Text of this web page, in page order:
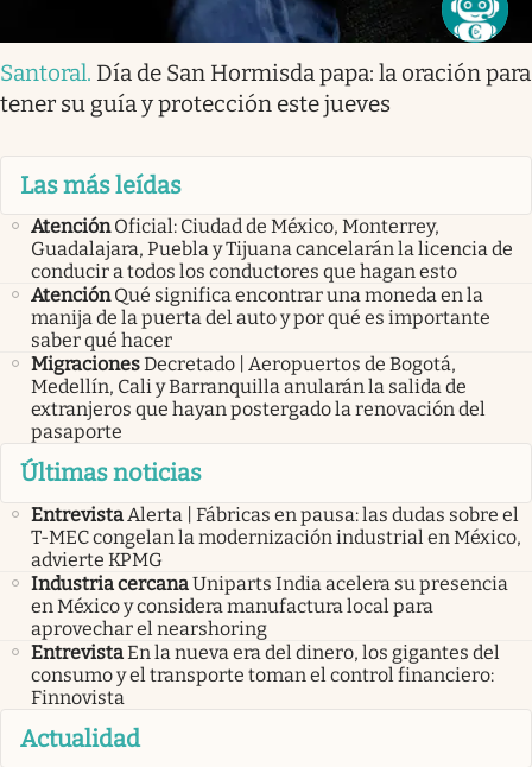
Santoral. Día de San Hormisda papa: la oración para
tener su guía y protección este jueves
Las más leídas
Atención Oficial: Ciudad de México, Monterrey,
Guadalajara, Puebla y Tijuana cancelarán la licencia de
conducir a todos los conductores que hagan esto
Atención Qué significa encontrar una moneda en la
manija de la puerta del auto y por qué es importante
saber qué hacer
MigracionesDecretado | Aeropuertos de Bogotá,
Medellín, Cali y Barranquilla anularán la salida de
extranjeros que hayan postergado la renovación del
pasaporte
Últimas noticias
Entrevista Alerta | Fábricas en pausa: las dudas sobre el
T-MEC congelan la modernización industrial en México,
advierte KPMG
Industria cercanaUniparts India acelera su presencia
en México y considera manufactura local para
aprovechar el nearshoring
EntrevistaEn la nueva era del dinero, los gigantes del
consumo y el transporte toman el control financiero:
Finnovista
Actualidad